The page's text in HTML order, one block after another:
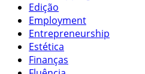
Edição
Employment
Entrepreneurship
Estética
Finanças